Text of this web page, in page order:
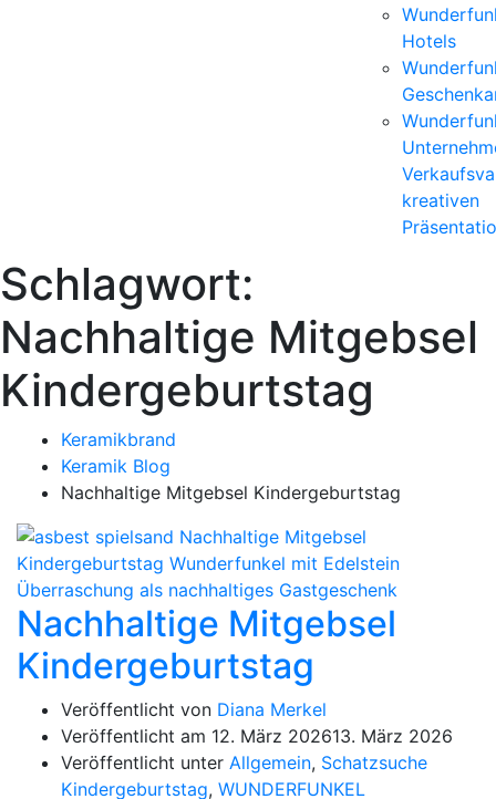
Hotels
kreativen
Schlagwort:
Nachhaltige Mitgebsel
Kindergeburtstag
Keramikbrand
Keramik Blog
Nachhaltige Mitgebsel Kindergeburtstag
Nachhaltige Mitgebsel
Kindergeburtstag
Veröffentlicht von Diana Merkel
Veröffentlicht am 12. März 202613. März 2026
Veröffentlicht unter Allgemein, Schatzsuche
Kindergeburtstag, WUNDERFUNKEL